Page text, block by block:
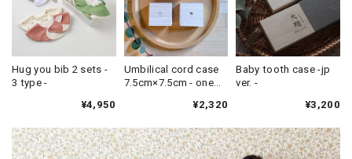
Hug you bib 2 sets -
3 type -
¥4,950
Umbilical cord case
7.5cm×7.5cm - one
¥2,320
Baby tooth case -jp
ver. -
¥3,200